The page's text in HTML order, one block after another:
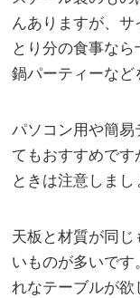
んありますが、
とり分の食事な
鍋パーティーなど
パソコン用や簡易
てもおすすめで
ときは注意しまし
天板と材質が同
いものが多いで
れなテーブルが欲